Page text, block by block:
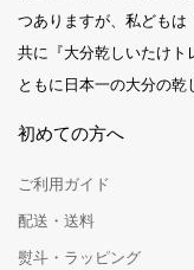
つありますが、私どもは
共に『大分乾しいたけ
ともに日本一の大分の乾
初めての方へ
ご利用ガイド
配送・送料
熨斗・ラッピング